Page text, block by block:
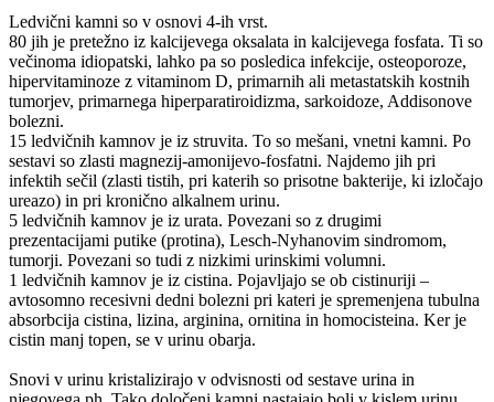
Ledvični kamni so v osnovi 4-ih vrst.
80 jih je pretežno iz kalcijevega oksalata in kalcijevega fosfata. Ti so
večinoma idiopatski, lahko pa so posledica infekcije, osteoporoze,
hipervitaminoze z vitaminom D, primarnih ali metastatskih kostnih
tumorjev, primarnega hiperparatiroidizma, sarkoidoze, Addisonove
bolezni.
15 ledvičnih kamnov je iz struvita. To so mešani, vnetni kamni. Po
sestavi so zlasti magnezij-amonijevo-fosfatni. Najdemo jih pri
infektih sečil (zlasti tistih, pri katerih so prisotne bakterije, ki izločajo
ureazo) in pri kronično alkalnem urinu.
5 ledvičnih kamnov je iz urata. Povezani so z drugimi
prezentacijami putike (protina), Lesch-Nyhanovim sindromom,
tumorji. Povezani so tudi z nizkimi urinskimi volumni.
1 ledvičnih kamnov je iz cistina. Pojavljajo se ob cistinuriji –
avtosomno recesivni dedni bolezni pri kateri je spremenjena tubulna
absorbcija cistina, lizina, arginina, ornitina in homocisteina. Ker je
cistin manj topen, se v urinu obarja.
Snovi v urinu kristalizirajo v odvisnosti od sestave urina in